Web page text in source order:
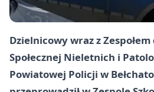
Dzielnicowy wraz z
Społecznej Nieletnich i
Powiatowej Policji w